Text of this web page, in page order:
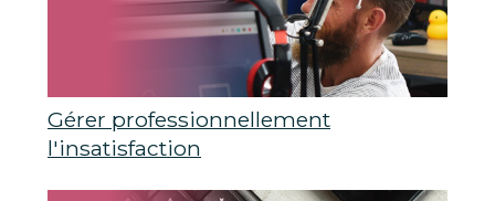
Gérer professionnellement
l'insatisfaction